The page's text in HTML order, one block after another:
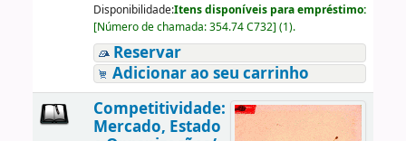
Disponibilidade:Itens disponíveis para empréstimo:
[Número de chamada:354.74 C732] (1).
Reservar
Adicionar ao seu carrinho
Competitividade:
Mercado, Estado